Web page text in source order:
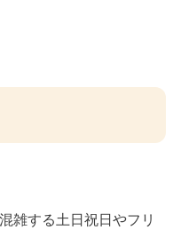
雑する土日祝日やフリ